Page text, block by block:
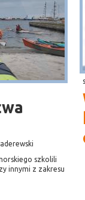
szkolili
innymi z zakresu